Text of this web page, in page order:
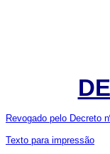
Revogado pelo Decreto
Texto para impressão